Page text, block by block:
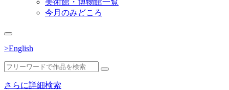
今月のみどころ
>English
さらに詳細検索